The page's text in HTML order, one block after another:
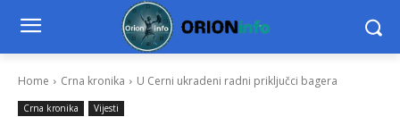
Home Crna kronika U Cerni ukradeni radni priključci bagera
Crna kronika Vijesti